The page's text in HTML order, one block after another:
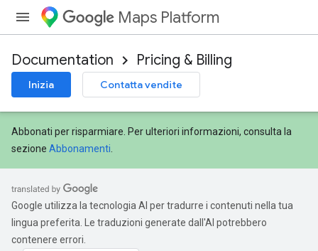
Maps Platform
Documentation Pricing & Billing
Inizia Contatta vendite
Abbonati per risparmiare. Per ulteriori informazioni, consulta la
sezione Abbonamenti
Google utilizza la tecnologia AI per tradurre i contenuti nella tua
lingua preferita. Le traduzioni generate dall'AI potrebbero
contenere errori.